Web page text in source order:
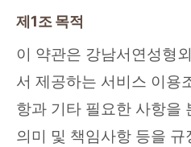
제1조 목적
이 약관은 강남서연성형
서 제공하는 서비스 이용
항과 기타 필요한 사항을
의미 및 책임사항 등을